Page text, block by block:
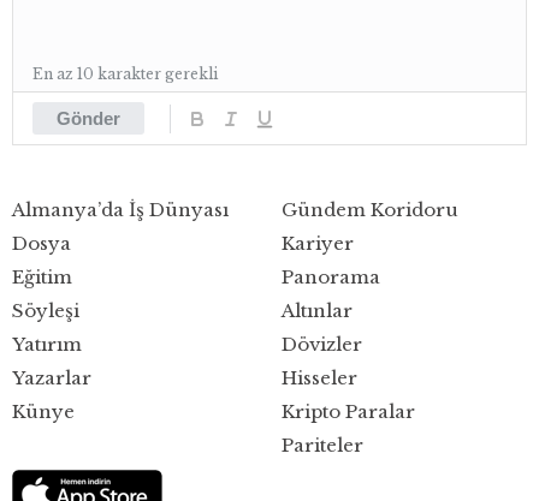
Gönder
En az 10 karakter gerekli
Almanya’da İş Dünyası
Dosya
Eğitim
Gündem Koridoru
Kariyer
Panorama
Söyleşi
Yatırım
Yazarlar
Künye
Altınlar
Dövizler
Hisseler
Kripto Paralar
Pariteler